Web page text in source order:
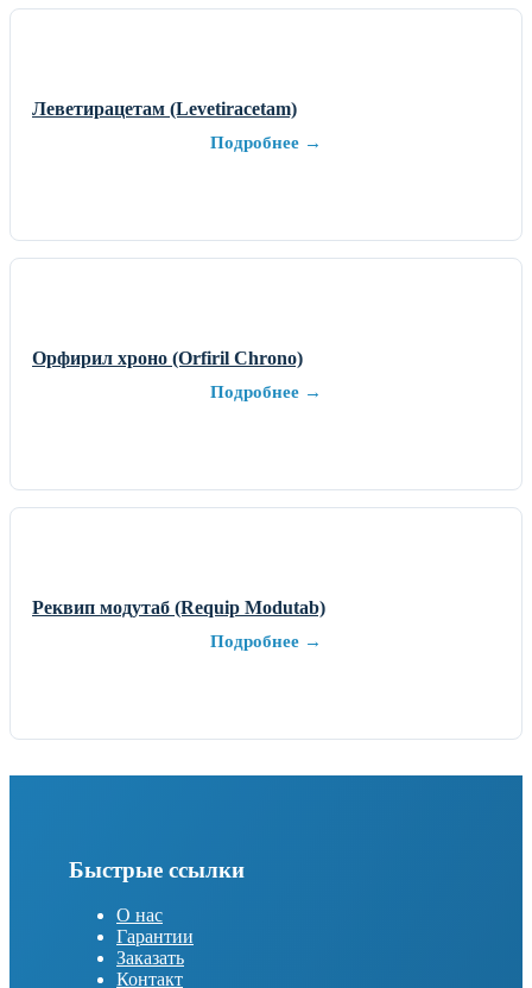
Леветирацетам (Levetiracetam)
Подробнее →
Орфирил хроно (Orfiril Chrono)
Подробнее →
Реквип модутаб (Requip Modutab)
Подробнее →
Быстрые ссылки
О нас
Гарантии
Заказать
Контакт